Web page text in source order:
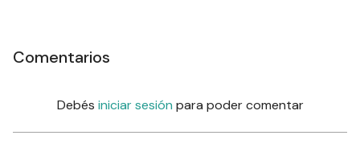
Comentarios
Debés iniciar sesión para poder comentar